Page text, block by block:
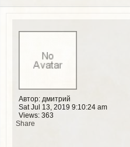
Автор: дмитрий
Sat Jul 13, 2019 9:10:24 am
Views: 363
Share